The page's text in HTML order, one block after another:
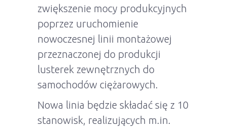
zwiększenie mocy produkcyjnych
poprzez uruchomienie
nowoczesnej linii montażowej
przeznaczonej do produkcji
lusterek zewnętrznych do
samochodów ciężarowych.
Nowa linia będzie składać się z 10
stanowisk, realizujących m.in.